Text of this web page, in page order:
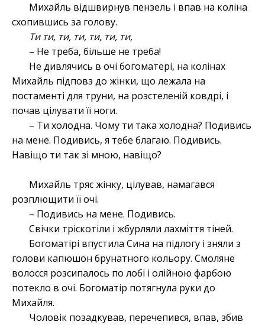
Михайль відшвирнув пензель і впав на коліна
схопившись за голову.
Ти ти, ти, ти, ти, ти, ти,
– Не треба, більше не треба!
Не дивлячись в очі богоматері, на колінах
Михайль підповз до жінки, що лежала на
постаменті для труни, на розстеленій ковдрі, і
почав цілувати її ноги.
– Ти холодна. Чому ти така холодна? Подивись
на мене. Подивись, я тебе благаю. Подивись.
Навіщо ти так зі мною, навіщо?
Михайль тряс жінку, цілував, намагався
розплющити її очі.
– Подивись на мене. Подивись.
Свічки тріскотіли і жбурляли лахміття тіней.
Богоматірі впустила Сина на підлогу і зняли з
голови капюшон брунатного кольору. Смоляне
волосся розсипалось по лобі і олійною фарбою
потекло в очі. Богоматір потягнула руки до
Михайля.
Чоловік позадкував, перечепився, впав, збив